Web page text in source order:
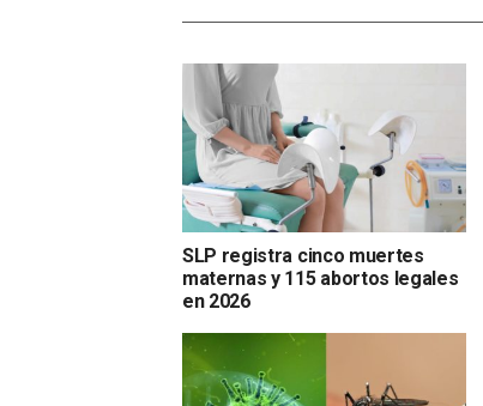
SLP registra cinco muertes
maternas y 115 abortos legales
en 2026